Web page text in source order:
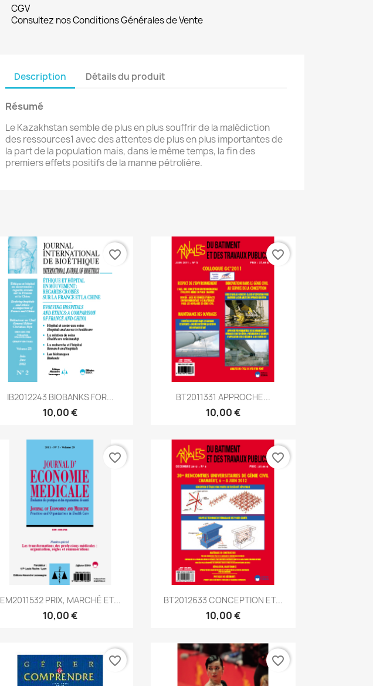
CGV
Consultez nos Conditions Générales de Vente
Description Détails du produit
Résumé
Le Kazakhstan semble de plus en plus souffrir de la malédiction
des ressources1 avec des attentes de plus en plus importantes de
la part de la population mais, dans le même temps, la fin des
premiers effets positifs de la manne pétrolière.
Aperçu rapide
IB2012243 BIOBANKS FOR...
10,00 €
favorite_border
Aperçu rapide
BT2011331 APPROCHE...
10,00 €
favorite_border
Aperçu rapide
EM2011532 PRIX, MARCHÉ ET...
10,00 €
favorite_border
Aperçu rapide
BT2012633 CONCEPTION ET...
10,00 €
favorite_border
favorite_border favorite_border